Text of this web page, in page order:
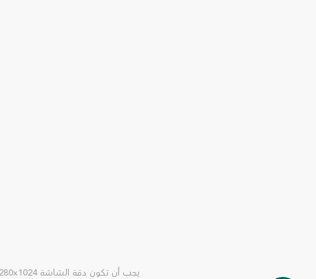
يجب أن تكون دقة الشاشة 1280x1024 لأفضل تصفح للموقع يدعم مايكروسوفت انترنت اكسبلورر 10.0+ ، فاير فوكس 35.0+، سفاري 5.1+ ، كروم 39.0+